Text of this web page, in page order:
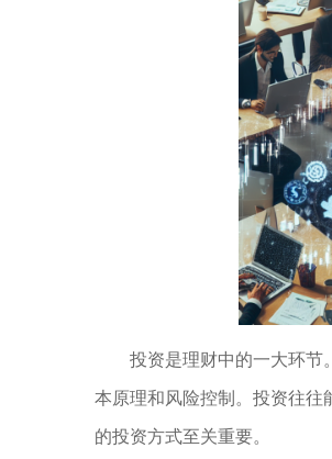
投资是理财中的一大环节
本原理和风险控制。投资往往
的投资方式至关重要。